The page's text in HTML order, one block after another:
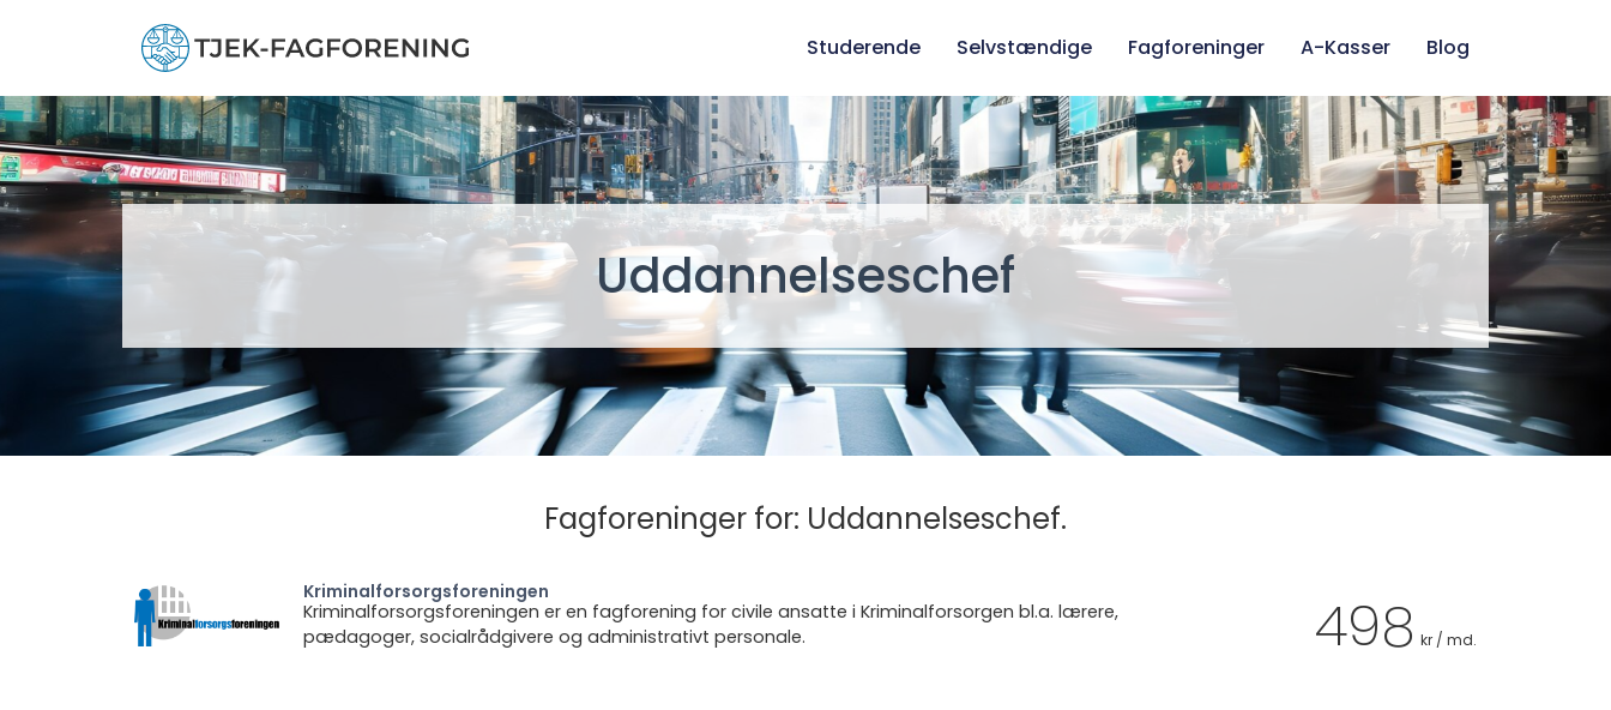
Studerende Selvstændige Fagforeninger A-Kasser Blog
Uddannelseschef
Fagforeninger for: Uddannelseschef.
Kriminalforsorgsforeningen
Kriminalforsorgsforeningen er en fagforening for civile ansatte i Kriminalforsorgen bl.a. lærere,
pædagoger, socialrådgivere og administrativt personale.
498 kr / md.